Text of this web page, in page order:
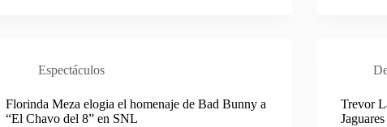
Espectáculos
Florinda Meza elogia el homenaje de Bad Bunny a
“El Chavo del 8” en SNL
Trevor